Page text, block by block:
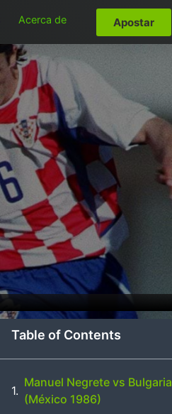
Acerca de Apostar
Table of Contents
Manuel Negrete vs Bulgaria
(México 1986)